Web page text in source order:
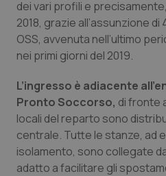
Liguria
Lombardia
Marche
Molise
Piemonte
Disturbi dell’umore
Dolore
Donna & Salute
Epatiti
HIV
dei vari profili e
2018, grazie all’assunzione di
OSS, avvenuta nell’ultimo
nei primi giorni del 2019.
L’ingresso è adiacente
Pronto Soccorso, di fronte
locali del reparto sono
centrale. Tutte le stanze, ad
isolamento, sono collegate
adatto a facilitare gli